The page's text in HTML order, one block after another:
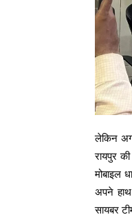
लेकिन
रायपुर
मोबाइल
अपने
सायबर